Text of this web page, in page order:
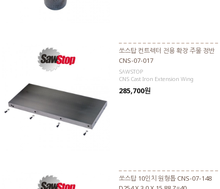
쏘스탑 컨트렉터 전용 확장 주물 정반
CNS-07-017
SAWSTOP
CNS Cast Iron Extension Wing
285,700원
쏘스탑 10인치 원형톱 CNS-07-148